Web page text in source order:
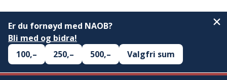
Er du fornøyd med NAOB?
Bli med og bidra!
100,–
250,– 500,– Valgfri sum